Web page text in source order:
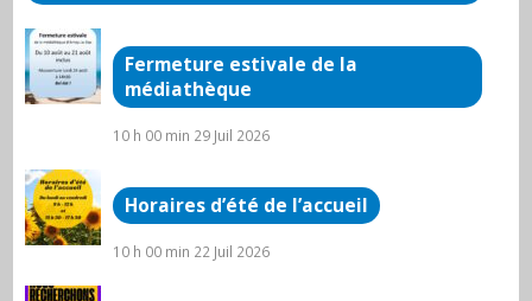
Fermeture estivale de la
médiathèque
10 h 00 min 29 Juil 2026
Horaires d’été de l’accueil
10 h 00 min 22 Juil 2026